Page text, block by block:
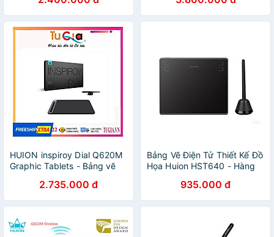
Android - Hàng Chính Hãng
HUION inspiroy Dial Q620M
Graphic Tablets - Bảng vẽ
2.735.000 đ
Bảng Vẽ Điện Tử Thiết Kế Đồ
Họa Huion HST640 - Hàng
935.000 đ